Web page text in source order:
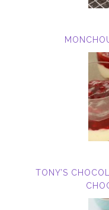
TONY’S